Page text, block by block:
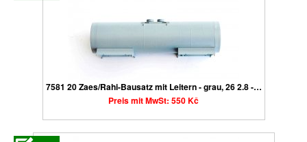
7581 20 Zaes/Rahi-Bausatz mit Leitern - grau, 26 2.8 -…
Preis mit MwSt: 550 Kč